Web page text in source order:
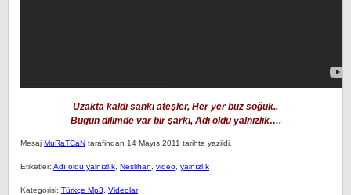
Uzakta kaldı sanki ateşler, Her yer buz soğuk..
Bugün dilimde var bir şarkı, Adı oldu yalnızlık….
Mesaj MuRaTCaN tarafindan 14 Mayıs 2011 tarihte yazildi.
Etiketler: Adı oldu yalnızlık Neslihan video yalnızlık
Kategorisi: Türkçe Mp3 Videolar